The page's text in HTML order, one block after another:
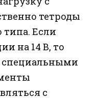
тетроды
Если
на 14 В, то
специальными
с